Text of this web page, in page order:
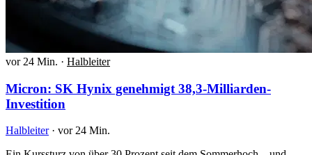
vor 24 Min. · Halbleiter
Micron: SK Hynix genehmigt 38,3-Milliarden-
Investition
Halbleiter · vor 24 Min.